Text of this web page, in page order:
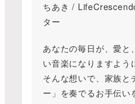
ちあき /
ター
あなたの毎日が、愛と
い音楽になりますよう
そんな想いで、家族と
ー」を奏でるお手伝い